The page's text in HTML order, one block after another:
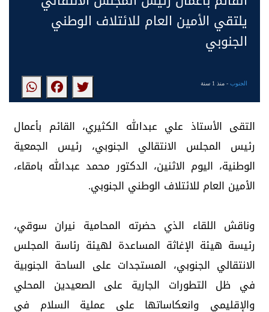
يلتقي الأمين العام للائتلاف الوطني
الجنوبي
الجنوب- منذ 1 سنة
التقى الأستاذ علي عبدالله الكثيري، القائم بأعمال
رئيس المجلس الانتقالي الجنوبي، رئيس الجمعية
الوطنية، اليوم الاثنين، الدكتور محمد عبدالله بامقاء،
الأمين العام للائتلاف الوطني الجنوبي.
وناقش اللقاء الذي حضرته المحامية نيران سوقي،
رئيسة هيئة الإغاثة المساعدة لهيئة رئاسة المجلس
الانتقالي الجنوبي، المستجدات على الساحة الجنوبية
في ظل التطورات الجارية على الصعيدين المحلي
والإقليمي وانعكاساتها على عملية السلام في